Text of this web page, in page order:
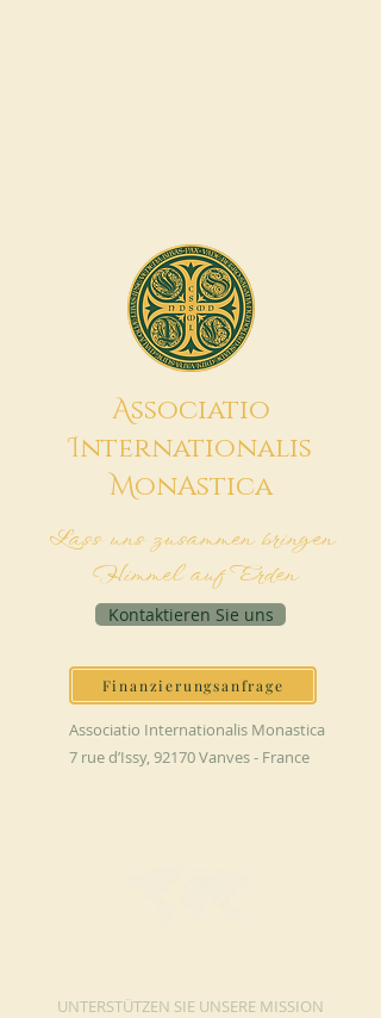
Associatio
Internationalis
MonAstica
Lass uns zusammen bringen
Himmel auf Erden
Kontaktieren Sie uns
Finanzierungsanfrage
Associatio Internationalis Monastica
7 rue d’Issy, 92170 Vanves - France
UNTERSTÜTZEN SIE UNSERE MISSION